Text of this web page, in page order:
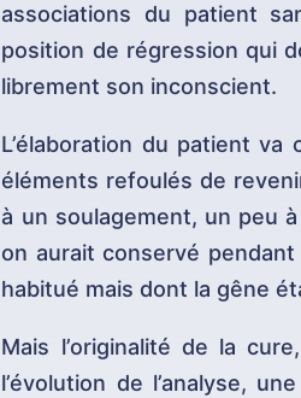
associations du patient
position de régression qui
librement son inconscient.
L’élaboration du patient
éléments refoulés de
à un soulagement, un peu
on aurait conservé
habitué mais dont la gêne
Mais l’originalité de la
l’évolution de l’analyse,